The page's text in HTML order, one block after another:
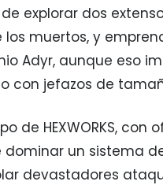
explorar dos
los muertos, y
Adyr, aunque eso
con jefazos de
de HEXWORKS,
dominar un sistema
devastadores